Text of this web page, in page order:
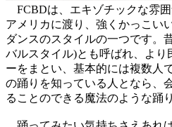
FCBDは、エキゾチックな雰
アメリカに渡り、強くかっこい
ダンスのスタイルの一つです。
バルスタイル)とも呼ばれ、より
ーをまとい、基本的には複数人
の踊りを知っている人となら、
ることのできる魔法のような踊